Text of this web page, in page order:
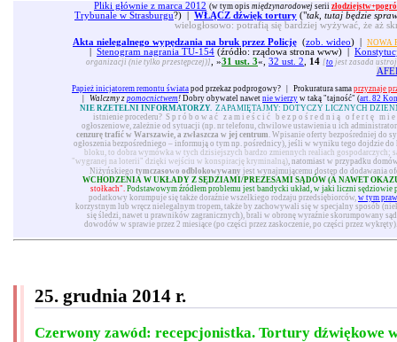
Pliki głównie z marca 2012 (w tym opis międzynarodowej serii
Trybunale w Strasburgu?) | WŁĄCZ dźwięk tortury ("tak, tutaj będzie
wielogłosowo: potrafią się bardziej wyżywać, że aż
Akta nielegalnego wypędzania na bruk przez Policję (zob. wideo) | NOWA
Stenogram nagrania TU-154 (źródło: rządowa strona www) |
organizacji (nie tylko przestępczej)] , »31 ust. 3«, 32 ust. 2 14 [to jest zasada
Papież inicjatorem remontu świata pod przekaz podprogowy? Prokuratura sama przyznaje
Walczmy z pomocnictwem! Dobry obywatel nawet nie wierzy w taką "tajność" (art. 82
NIE RZETELNI INFORMATORZY. ZAPAMIĘTAJMY: DOTYCZY LICZNYCH
istnienie procederu? Spróbować zamieścić bezpośrednią ofertę
ogłoszeniowe, zależnie od sytuacji (np. nr telefonu, chwilowe ustawienia u ich
cenzurę trafić w Warszawie, a zwłaszcza w jej centrum. Wpisanie oferty bezpośredniej do
ogłoszenia bezpośredniego – informują o tym np. pośrednicy), jeśli w wyniku tego dojdzie
bloku, to dobra wymówka w tych dzisiejszych bardzo zmiennych realiach gospodarczych;
"wygranej na loterii" dzięki wejściu w konspirację kryminalną), natomiast w przypadku
Niżyńskiego tymczasowo odblokowywany jest wynajmującemu dostęp do dodawania
WCHODZENIA W UKŁADY Z SĘDZIAMI/PREZESAMI SĄDÓW (A NAWET
stołkach".Podstawowym źródłem problemu jest bandycki układ, w jaki liczni sędziowie
podatkowy korumpuje się także doraźnie wszelkiego rodzaju przedsiębiorców, w tym
korzystnym lub wręcz nielegalnym tropem, także by zachowywali się w specjalny sposób
się śledzi, nawet u prawników zagranicznych), brali w obronę wyraźnie skorumpowany
dowodów w sprawie przez 2 miesiące (po części przez zaskoczenie, po części przez
25. grudnia 2014 r.
Czerwony zawód: recepcjonistka. Tortury dźwiękowe